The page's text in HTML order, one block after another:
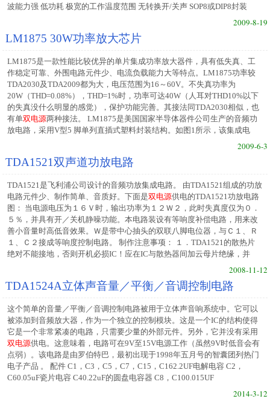
波能力强 低功耗 极宽的工作温度范围 无转换开/关声 SOP8或DIP8封装
2009-8-19
LM1875 30W功率放大芯片
LM1875是一款性能比较优异的单片集成功率放大器件，具有低失真、工
作稳定可靠、外围电路元件少、电流负载能力大等特点。LM1875功率较
TDA2030及TDA2009都为大，电压范围为16～60V。不失真功率为
20W（THD=0.08%），THD=1%时，功率可达40W（人耳对THD10%以下
的失真没什么明显的感觉），保护功能完善。其接法同TDA2030相似，也
有单双电源两种接法。 LM1875是美国国家半导体器件公司生产的音频功
放电路，采用V型5 脚单列直插式塑料封装结构。如图1所示，该集成电
2009-6-3
TDA1521双声道功放电路
TDA1521是飞利浦公司设计的音频功放集成电路。 由TDA1521组成的功放
电路元件少、制作简单、音质好。下面是双电源供电的TDA1521功放电路
图： 当电源电压为１６Ｖ时，输出功率为１２Ｗ２，此时失真度仅为０．
５％，并具有开／关机静噪功能。本电路装设有等响度补偿电路，用来改
善小音量时高低音效果。Ｗ是带中心抽头的双联八脚电位器，与Ｃ１、Ｒ
１、Ｃ２接成等响度控制电路。 制作注意事项： １．TDA1521的散热片
绝对不能接地，否则开机必损IC！应在IC与散热器间加云母片绝缘，并
2008-11-12
TDA1524A立体声音量／平衡／音调控制电路
这个简单的音量／平衡／音调控制电路被用于立体声音响系统中。它可以
被添加到音频放大器，作为一个独立的控制模块。这是一个IC的结构使得
它是一个非常紧凑的电路，只需要少量的外部元件。另外，它并没有采用
双电源供电。这意味着，电路可在9V至15V电源工作（虽然9V时低音会有
点弱）。该电路是由罗伯特巴，最初出现于1998年五月号的智囊团列热门
电子产品 。 配件 C1，C3，C5，C7，C15，C162.2UF电解电容 C2，
C60.05uF瓷片电容 C40.22uF的圆盘电容器 C8，C100.015UF
2014-3-12